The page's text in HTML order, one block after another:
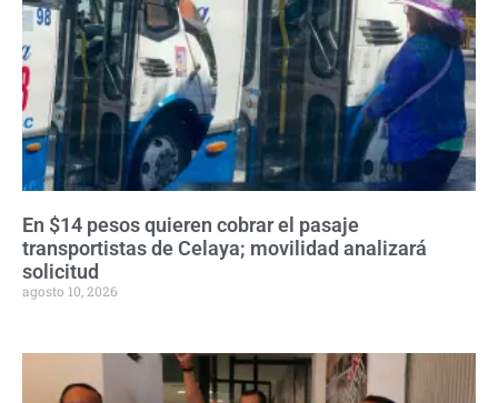
En $14 pesos quieren cobrar el pasaje
transportistas de Celaya; movilidad analizará
solicitud
agosto 10, 2026